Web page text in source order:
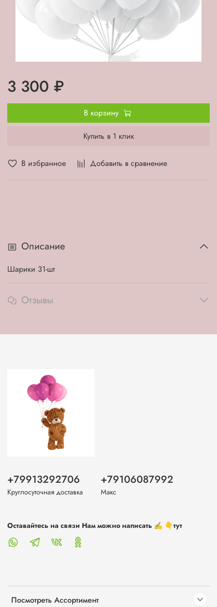
В избранное Добавить в сравнение
3 300 ₽
В корзину
Купить в 1 клик
Описание
Шарики 31-шт
Отзывы
Посмотреть Ассортимент
+79913292706
Круглосуточная доставка
+79106087992
Макс
Оставайтесь на связи Нам можно написать ✍️ 👇тут